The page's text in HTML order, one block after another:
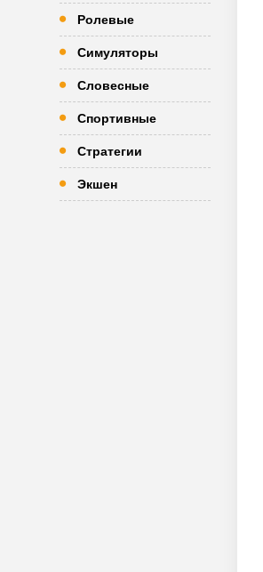
Ролевые
Симуляторы
Словесные
Спортивные
Стратегии
Экшен